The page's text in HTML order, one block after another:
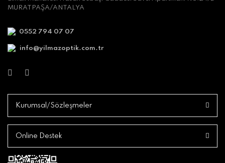
MURATPAŞA/ANTALYA
0552 794 07 07
info@yilmazoptik.com.tr
Kurumsal/Sözleşmeler
Online Destek